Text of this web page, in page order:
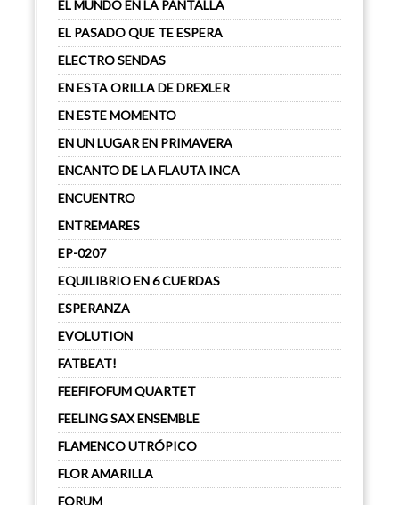
EL MUNDO EN LA PANTALLA
EL PASADO QUE TE ESPERA
ELECTRO SENDAS
EN ESTA ORILLA DE DREXLER
EN ESTE MOMENTO
EN UN LUGAR EN PRIMAVERA
ENCANTO DE LA FLAUTA INCA
ENCUENTRO
ENTREMARES
EP-0207
EQUILIBRIO EN 6 CUERDAS
ESPERANZA
EVOLUTION
FATBEAT!
FEEFIFOFUM QUARTET
FEELING SAX ENSEMBLE
FLAMENCO UTRÓPICO
FLOR AMARILLA
FORUM